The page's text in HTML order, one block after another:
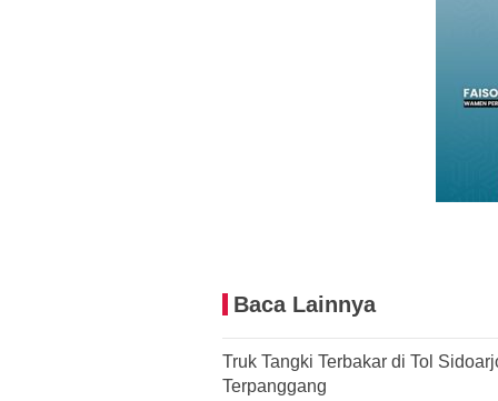
Baca Lainnya
Truk Tangki Terbakar di Tol
Terpanggang